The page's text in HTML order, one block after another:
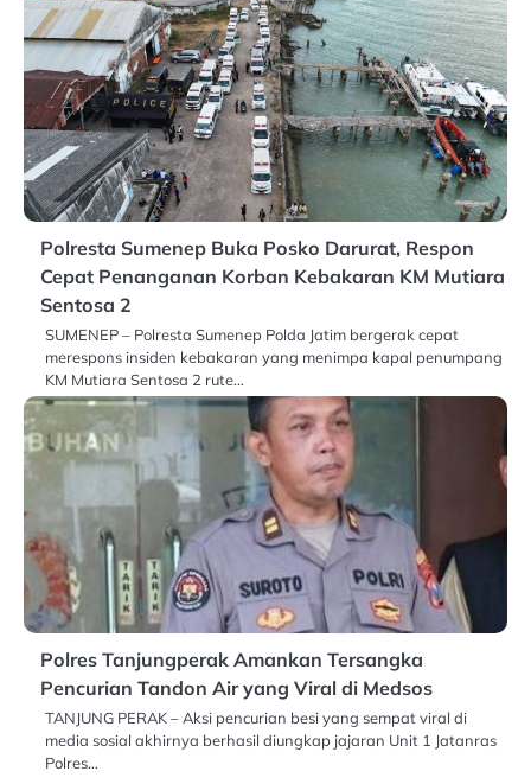
Polresta Sumenep Buka Posko Darurat, Respon
Cepat Penanganan Korban Kebakaran KM Mutiara
Sentosa 2
SUMENEP – Polresta Sumenep Polda Jatim bergerak cepat
merespons insiden kebakaran yang menimpa kapal penumpang
KM Mutiara Sentosa 2 rute…
Polres Tanjungperak Amankan Tersangka
Pencurian Tandon Air yang Viral di Medsos
TANJUNG PERAK – Aksi pencurian besi yang sempat viral di
media sosial akhirnya berhasil diungkap jajaran Unit 1 Jatanras
Polres…